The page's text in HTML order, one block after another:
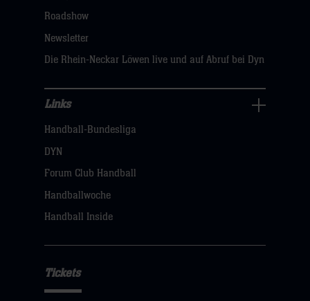
hier
Roadshow
Newsletter
Die Rhein-Neckar Löwen live und auf Abruf bei Dyn
Navigation
öffnen,
dann
Links
Handball-Bundesliga
DYN
Forum Club Handball
Handballwoche
Handball Inside
Tickets